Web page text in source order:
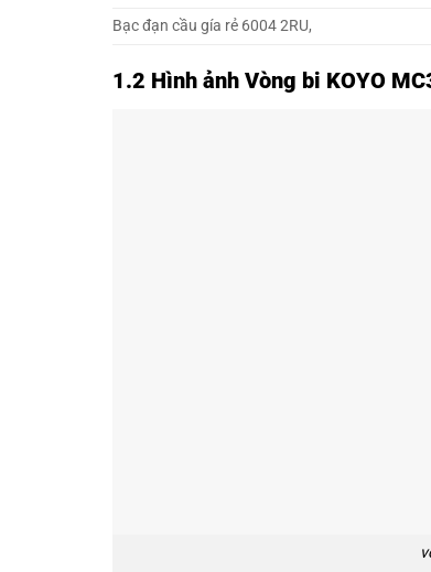
Bạc đạn cầu gía rẻ 6004 2RU,
1.2 Hình ảnh Vòng bi KOYO